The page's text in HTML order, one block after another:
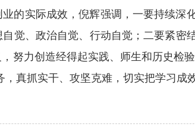
的实际成效，倪辉强调，一要持续
觉、政治自觉、行动自觉；二要紧密
努力创造经得起实践、师生和历史检
真抓实干、攻坚克难，切实把学习成